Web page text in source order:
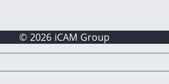
© 2026 iCAM Group